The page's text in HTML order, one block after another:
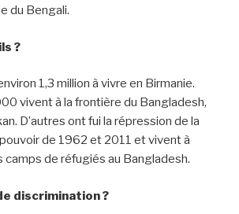
du Bengali.
?
1,3 million à vivre en Birmanie.
vivent à la frontière du Bangladesh,
D’autres ont fui la répression de la
de 1962 et 2011 et vivent à
camps de réfugiés au Bangladesh.
discrimination ?